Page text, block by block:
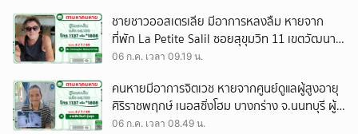
ชายชาวออสเตรเลีย มีอาการหลงลืม หายจาก
ที่พัก La Petite Salil ซอยสุขุมวิท 11 เขตวัฒนา
ผู้ใดพบเห็นแจ้ง JS100 โทร *1808 หรือ 1137
06 ก.ค. เวลา 09.19 น.
คนหายมีอาการจิตเวช หายจากศูนย์ดูแลผู้สูงอายุ
ศิริราชพฤกษ์ เนอสซิ่งโฮม บางกร่าง จ.นนทบุรี ผู้
ใดพบเห็นแจ้ง JS100 โทร *1808 หรือ 1137
06 ก.ค. เวลา 08.49 น.